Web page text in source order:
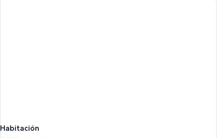
Habitación